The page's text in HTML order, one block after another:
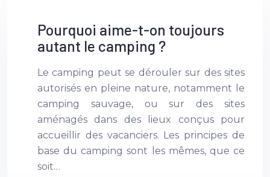
Pourquoi aime-t-on toujours
autant le camping ?
Le camping peut se dérouler sur des sites
autorisés en pleine nature, notamment le
camping sauvage, ou sur des sites
aménagés dans des lieux conçus pour
accueillir des vacanciers. Les principes de
base du camping sont les mêmes, que ce
soit…